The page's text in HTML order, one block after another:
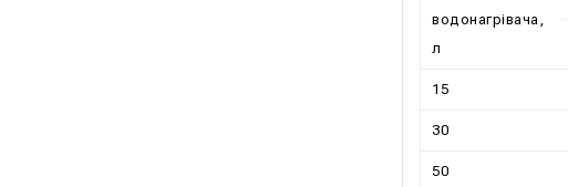
водонагрівача,
л
15
30
50